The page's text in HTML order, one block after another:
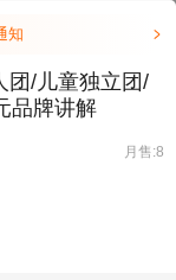
知 
团/儿童独立团/
品牌讲解
月售:8